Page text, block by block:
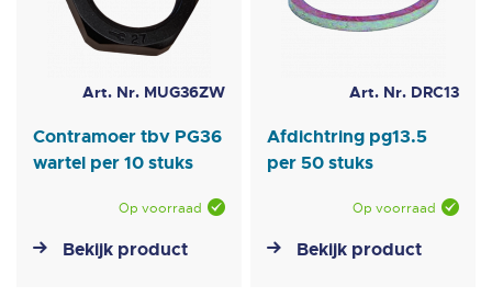
Art. Nr. MUG36ZW
Contramoer tbv PG36
wartel per 10 stuks
Op voorraad
Bekijk product
Art. Nr. DRC13
Afdichtring pg13.5
per 50 stuks
Op voorraad
Bekijk product